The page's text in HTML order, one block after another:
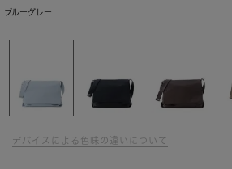
ブルーグレー
デバイスによる色味の違いについて